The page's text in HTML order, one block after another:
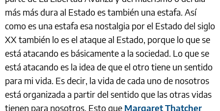
más más dura al Estado es también una estafa. Así
como es una estafa esa nostalgia por el Estado del siglo
XX también lo es el ataque al Estado, porque lo que se
está atacando es básicamente a la sociedad. Lo que se
está atacando es la idea de que el otro tiene un sentido
para mi vida. Es decir, la vida de cada uno de nosotros
está organizada a partir del sentido que las otras vidas
tienen para nosotros. Esto que Margaret Thatcher